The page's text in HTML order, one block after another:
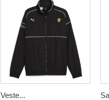
Veste...